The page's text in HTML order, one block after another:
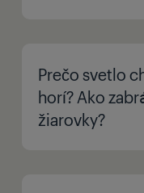
Prečo svetlo
horí? Ako
žiarovky?